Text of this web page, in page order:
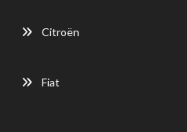
Citroën
Fiat